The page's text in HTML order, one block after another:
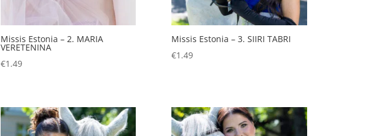
Missis Estonia – 2. MARIA
VERETENINA
€1.49
Missis Estonia – 3. SIIRI TABRI
€1.49